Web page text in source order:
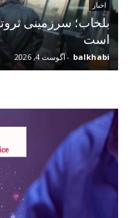
اخبار
بلخاب؛ سرزمینی
است
balkhabi
-آگوست 4, 2026